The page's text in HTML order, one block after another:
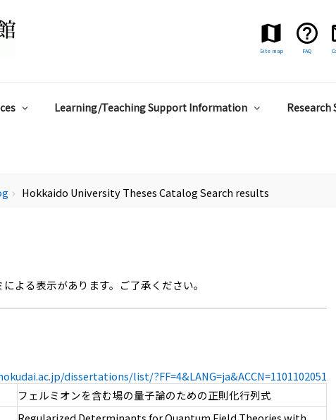
Site map FAQ
Learning/Teaching Support Information
chevron_right Hokkaido University Theses Catalog Search results
よる表示があります。ご了承ください。
dissertations/list/?FF=4&LANG=ja&ACCN=1101102051
フェルミオンを含む場の量子論のための正則化行列式